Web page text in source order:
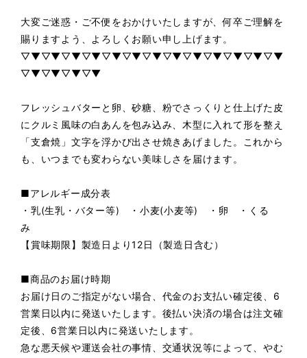
大変ご迷惑・ご不便をおかけいたしますが、何卒ご理解を
賜りますよう、よろしくお願い申し上げます。
▽▼▽▼▽▼▽▼▽▼▽▼▽▼▽▼▽▼▽▼▽▼▽▼▽▼
▽▼▽▼▽▼▽▼
フレッシュバターと卵、砂糖、粉でさっくりと仕上げた皮
にクルミ風味の白あんを包み込み、木型に入れて形を整え
「支倉焼」文字を浮かび出させ焼きあげました。これから
も、いつまでも変わらない美味しさを届けます。
■アレルギー成分表
・乳(生乳・バター等) ・小麦(小麦等) ・卵 ・くる
み
【賞味期限】製造日より12日（製造日含む）
■商品のお届け時期
お届け日のご指定がない場合、代金のお支払い確定後、6
営業日以内に発送いたします。後払い決済の場合は注文確
定後、6営業日以内に発送いたします。
急な悪天候や運送会社の事情、交通状況等によって、やむ